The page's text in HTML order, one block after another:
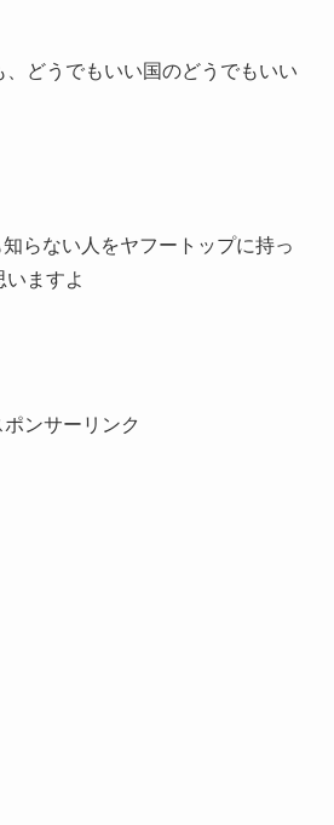
どうでもいい国のどうでもいい
らない人をヤフートップに持っ
いますよ
ポンサーリンク